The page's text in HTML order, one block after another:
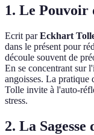
1. Le Pouvoir
Ecrit parEckhart
dans le présent pour
découle souvent de
En se concentrant sur
angoisses. La pratique
Tolle invite à l'auto-
stress.
2. La